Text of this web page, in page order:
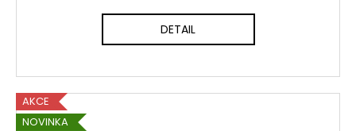
DETAIL
AKCE
NOVINKA